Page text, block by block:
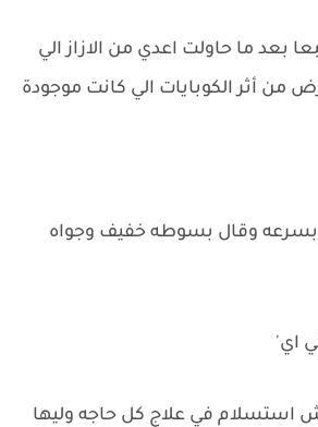
بعد ما حاولت اعدي من الازاز الي
من أثر الكوبايات الي كانت موجودة
وقال بسوطه خفيف وجواه
اي'
استسلام في علاج كل حاجه وليها